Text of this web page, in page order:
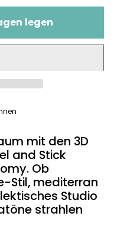
legen
mit den 3D
and Stick
Ob
Stil, mediterran
Studio
strahlen